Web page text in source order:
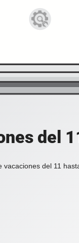
del
vacaciones del 11